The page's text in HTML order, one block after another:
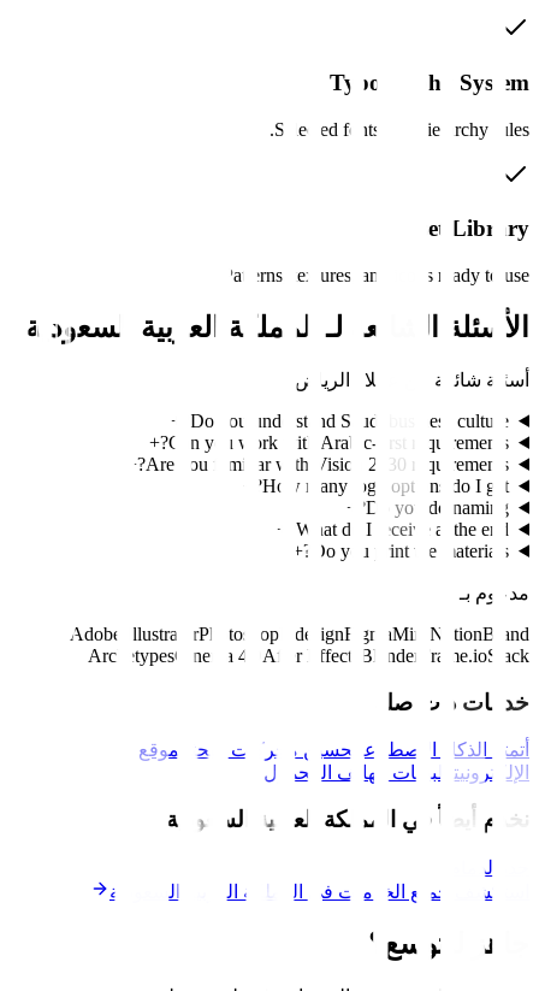
Typography System
Selected fonts and hierarchy rules.
Asset Library
Patterns, textures, and icons ready to use.
الأسئلة الشائعة لـ المملكة العربية السعودية
أسئلة شائعة من عملاء
الرياض
Do you understand Saudi business culture?
+
Can you work with Arabic-first requirements?
+
Are you familiar with Vision 2030 requirements?
+
How many logo options do I get?
Do you do naming?
+
What do I receive at the end?
+
Do you print the materials?
+
مدعوم بـ
Adobe IllustratorPhotoshop IndesignFigmaMiro NotionBrand
ArchetypesCinema 4D After Effects Blender Frame.ioSlack
خدمات ذات صلة
أتمتة الذكاء الاصطناعي تحسين محركات البحث
الموقع
الإلكترونيتطبيقات الهاتف المحمول
نخدم أيضاً في المملكة العربية السعودية
الدمام
استكشف جميع الخدمات في المملكة العربية السعودية
جاهز للتوسع؟